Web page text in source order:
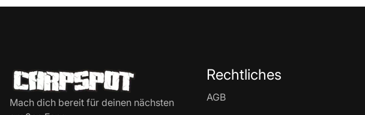
Mach dich bereit für deinen nächsten
Rechtliches
AGB